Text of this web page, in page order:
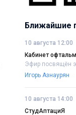
Ближайшие
10 августа 12:00
Кабинет
Эфир посвящён
Игорь Азнаурян
10 августа 14:00
СтудАптациЯ